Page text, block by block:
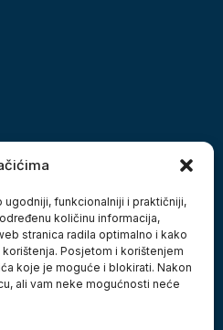
funkcionalniji i praktičniji,
količinu informacija,
stranica radila optimalno i kako
Posjetom i korištenjem
koje je moguće i blokirati. Nakon
ali vam neke mogućnosti neće